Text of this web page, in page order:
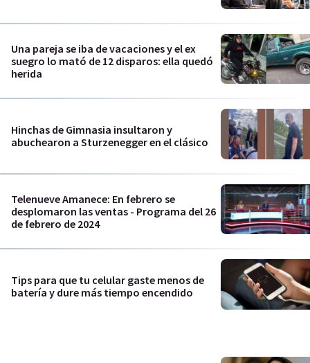
Una pareja se iba de vacaciones y el ex
suegro lo mató de 12 disparos: ella quedó
herida
Hinchas de Gimnasia insultaron y
abuchearon a Sturzenegger en el clásico
Telenueve Amanece: En febrero se
desplomaron las ventas - Programa del 26
de febrero de 2024
Tips para que tu celular gaste menos de
batería y dure más tiempo encendido